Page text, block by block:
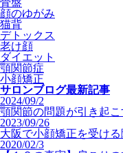
骨盤
顔のゆがみ
猫背
デトックス
老け顔
ダイエット
顎関節症
小顔矯正
サロンブログ最新記事
2024/09/2
顎関節の問題が引き起
2023/09/26
大阪で小顔矯正を受ける
2020/02/3